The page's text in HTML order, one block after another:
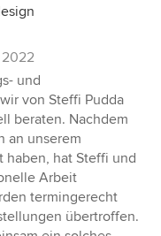
und
von Steffi Pudda
beraten. Nachdem
an unserem
haben, hat Steffi und
Arbeit
termingerecht
übertroffen.